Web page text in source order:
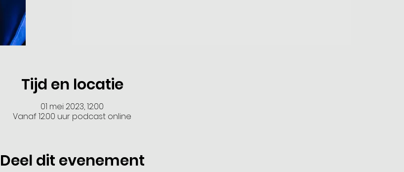
Tijd en locatie
01 mei 2023, 12:00
Vanaf 12.00 uur podcast online
Deel dit evenement